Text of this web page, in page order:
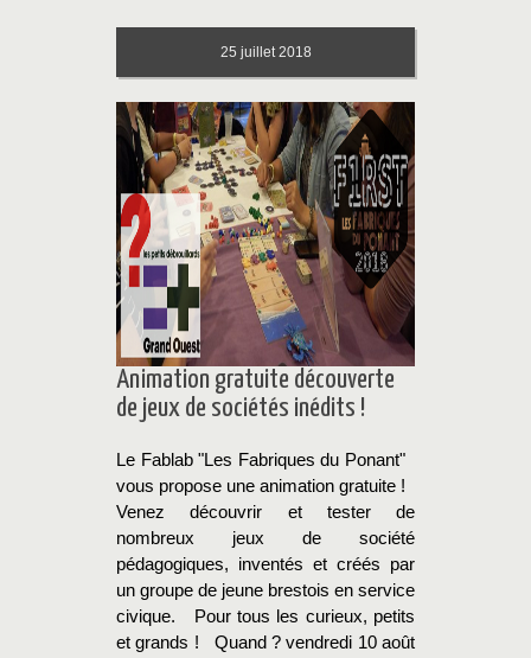
25 juillet 2018
Animation gratuite découverte
de jeux de sociétés inédits !
Le Fablab "Les Fabriques du Ponant"
vous propose une animation gratuite !
Venez découvrir et tester de
nombreux jeux de société
pédagogiques, inventés et créés par
un groupe de jeune brestois en service
civique. Pour tous les curieux, petits
et grands ! Quand ? vendredi 10 août